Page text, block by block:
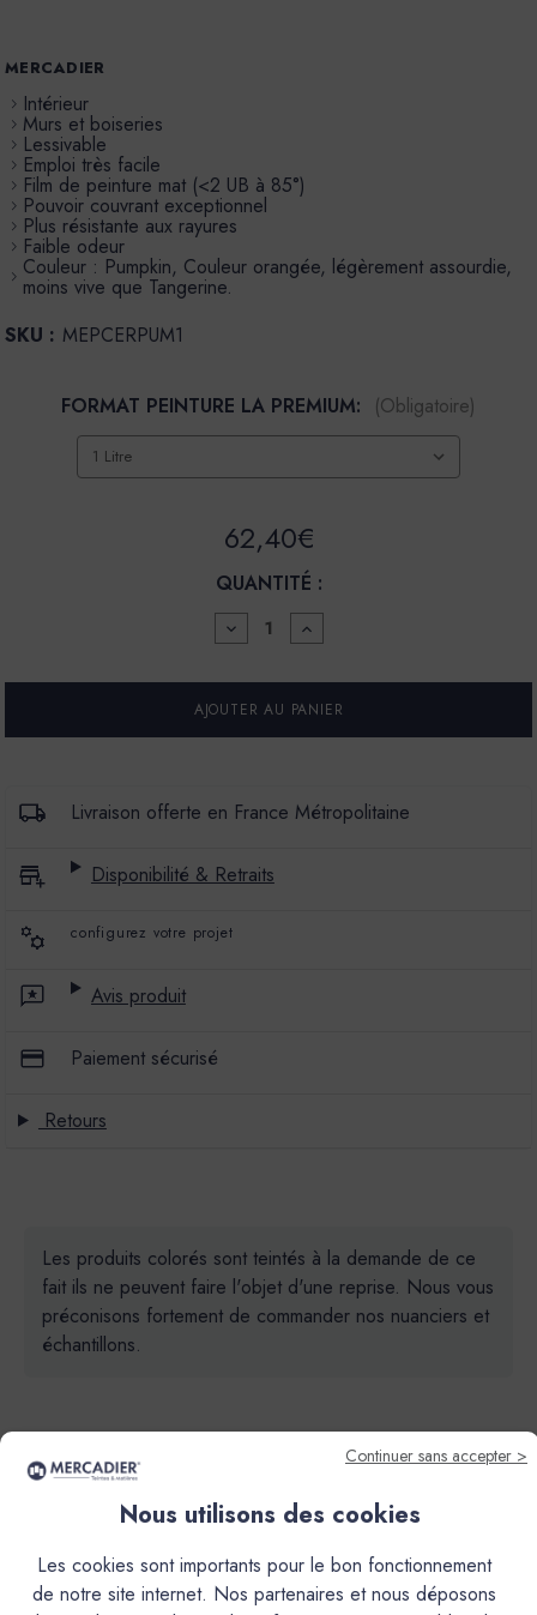
MERCADIER
Intérieur
Murs et boiseries
Lessivable
Emploi très facile
Film de peinture mat (<2 UB à 85°)
Pouvoir couvrant exceptionnel
Plus résistante aux rayures
Faible odeur
Couleur : Pumpkin, Couleur orangée, légèrement assourdie,
moins vive que Tangerine.
SKU : MEPCERPUM1
FORMAT PEINTURE LA PREMIUM: (Obligatoire)
62,40€
QUANTITÉ :
DIMINUER
LA
POUR
PEINTURE
LA
MAT
PROFOND
PUMPKIN
AUGMENTER
LA
POUR
PEINTURE
LA
MAT
PROFOND
Livraison offerte en France Métropolitaine
Disponibilité & Retraits
configurez votre projet
Avis produit
Paiement sécurisé
Retours
Les produits colorés sont teintés à la demande de ce
fait ils ne peuvent faire l'objet d'une reprise. Nous vous
préconisons fortement de commander nos nuanciers et
échantillons.
Descriptif
Caractéristiques
Continuer sans accepter >
Nous utilisons des cookies
Les cookies sont importants pour le bon fonctionnement
de notre site internet. Nos partenaires et nous déposons